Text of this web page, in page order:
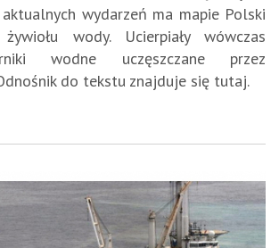
wydarzeń ma mapie Polski
wody. Ucierpiały wówczas
wodne uczęszczane przez
do tekstu znajduje się tutaj.